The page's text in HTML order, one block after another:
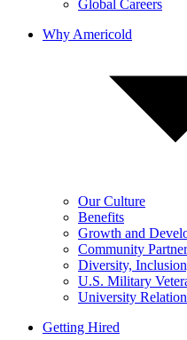
Global Careers
Why Americold
Our Culture
Benefits
Growth and
Community
Diversity,
U.S. Military
University
Getting Hired